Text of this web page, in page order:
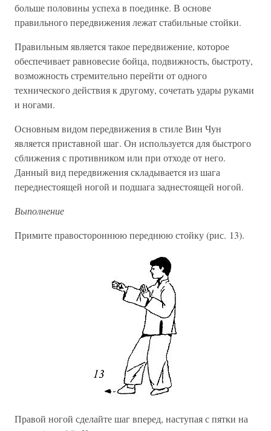
больше половины успеха в поединке. В основе
правильного передвижения лежат стабильные стойки.
Правильным является такое передвижение, которое
обеспечивает равновесие бойца, подвижность, быстроту,
возможность стремительно перейти от одного
технического действия к другому, сочетать удары руками
и ногами.
Основным видом передвижения в стиле Вин Чун
является приставной шаг. Он используется для быстрого
сближения с противником или при отходе от него.
Данный вид передвижения складывается из шага
переднестоящей ногой и подшага заднестоящей ногой.
Выполнение
Примите правостороннюю переднюю стойку (рис. 13).
Правой ногой сделайте шаг вперед, наступая с пятки на